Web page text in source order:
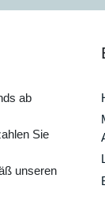
ab
Sie
unseren